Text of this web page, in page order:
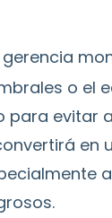
o el
evitar
en